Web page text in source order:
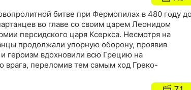
битве при Фермопилах в 480 году
во главе со своим царем Леонидом
персидского царя Ксеркса. Несмотря на
продолжали упорную оборону, проявив
героизм вдохновили всю Грецию на
врага, переломив тем самым ход Греко-